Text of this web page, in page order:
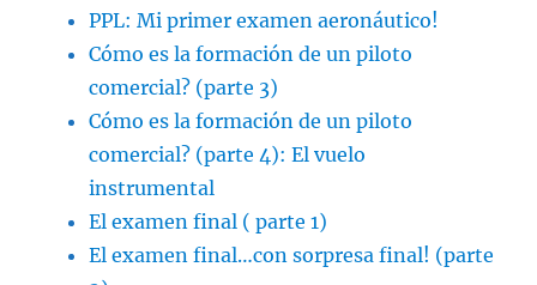
PPL: Mi primer examen aeronáutico!
Cómo es la formación de un piloto
comercial? (parte 3)
Cómo es la formación de un piloto
comercial? (parte 4): El vuelo
instrumental
El examen final ( parte 1)
El examen final…con sorpresa final! (parte